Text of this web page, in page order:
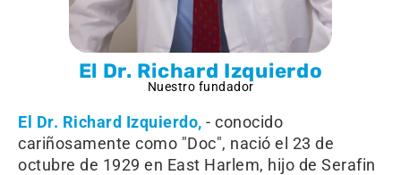
El Dr. Richard Izquierdo
Nuestro fundador
El Dr. Richard Izquierdo, - conocido
cariñosamente como "Doc", nació el 23 de
octubre de 1929 en East Harlem, hijo de Serafin